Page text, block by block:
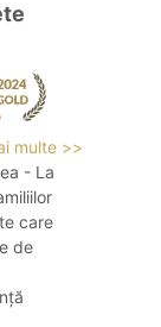
multe >>
- La
care
de